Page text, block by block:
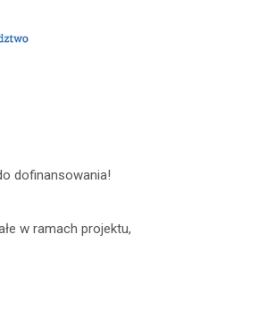
dofinansowania!
w ramach projektu,